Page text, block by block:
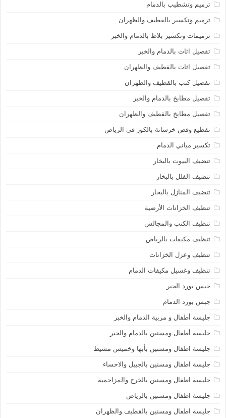
ترميم وتشطيب بالدمام
ترميم وتكسير بالقطيف والظهران
ترميمات وتكسير بلاط بالدمام والخبر
تفصيل اثاث بالدمام والخبر
تفصيل اثاث بالقطيف والظهران
تفصيل كنب بالقطيف والظهران
تفصيل مطابخ بالدمام والخبر
تفصيل مطايخ بالقطيف والظهران
تقطيع وقص خرسانة بالكور في الرياض
تكسير مباني الدمام
تنضيف البيوت بالبخار
تنضيف الفلل بالبخار
تنضيف المنازل بالبخار
تنظيف الخزانات الأرضية
تنظيف الكنب والمجالس
تنظيف مكيفات بالرياض
تنظيف وعزل الخزانات
تنظيف وغسيل مكيفات الدمام
جبس بورد الخبر
جبس بورد الدمام
جليسة أطفال و مربية الدمام والخبر
جليسة أطفال ومسنين بالدمام والخبر
جليسة اطفال ومسنين بأبها وخميس مشيط
جليسة اطفال ومسنين بالجبيل والاحساء
جليسة اطفال ومسنين بالخرج والمزاحمية
جليسة اطفال ومسنين بالرياض
جليسة اطفال ومسنين بالقطيف والظهران